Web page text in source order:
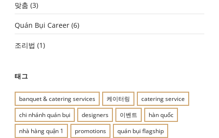
맞춤 (3)
Quán Bụi Career (6)
조리법 (1)
태그
banquet & catering services 케이터링
catering service
chi nhánh quán bụi
designers 이벤트
hàn quốc
nhà hàng quận 1
promotions
quán bụi flagship